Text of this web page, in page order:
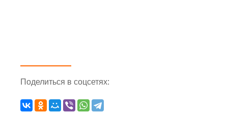
Поделиться в соцсетях: